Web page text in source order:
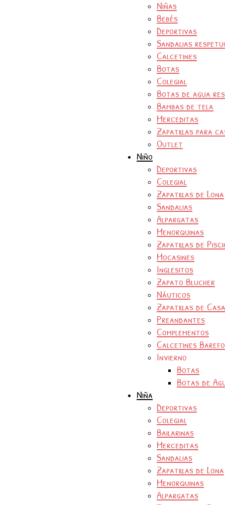
Niñas
Bebés
Deportivas
Sandalias
Calcetines
Botas
Colegial
Botas de agua
Bambas de tela
Merceditas
Zapatillas para
Outlet
Niño
Deportivas
Colegial
Zapatillas de Lona
Sandalias
Alpargatas
Menorquinas
Zapatillas de
Mocasines
Inglesitos
Zapato Blucher
Náuticos
Zapatillas de Casa
Preandantes
Complementos
Calcetines
Invierno
Botas
Botas de
Niña
Deportivas
Colegial
Bailarinas
Merceditas
Sandalias
Zapatillas de Lona
Menorquinas
Alpargatas